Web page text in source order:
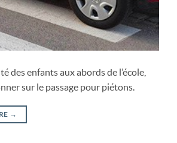
des enfants aux abords de l’école,
sur le passage pour piétons.
→